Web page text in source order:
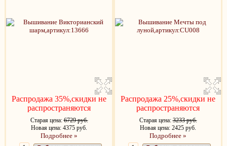
Распродажа 35%,скидки не
распространяются
Старая цена:6729 руб.
Новая цена: 4375 руб.
Подробнее »
Распродажа 25%,скидки не
распространяются
Старая цена:3233 руб.
Новая цена: 2425 руб.
Подробнее »